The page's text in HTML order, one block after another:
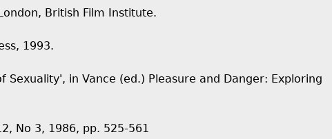
British Film Institute.
1993.
Sexuality', in Vance (ed.) Pleasure and Danger: Exploring
No 3, 1986, pp. 525-561